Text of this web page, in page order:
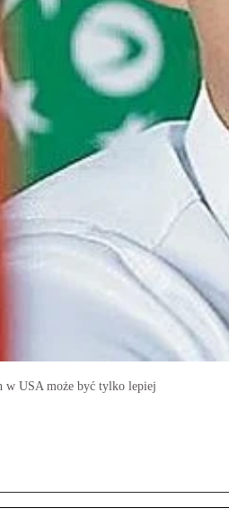
w USA może być tylko lepiej